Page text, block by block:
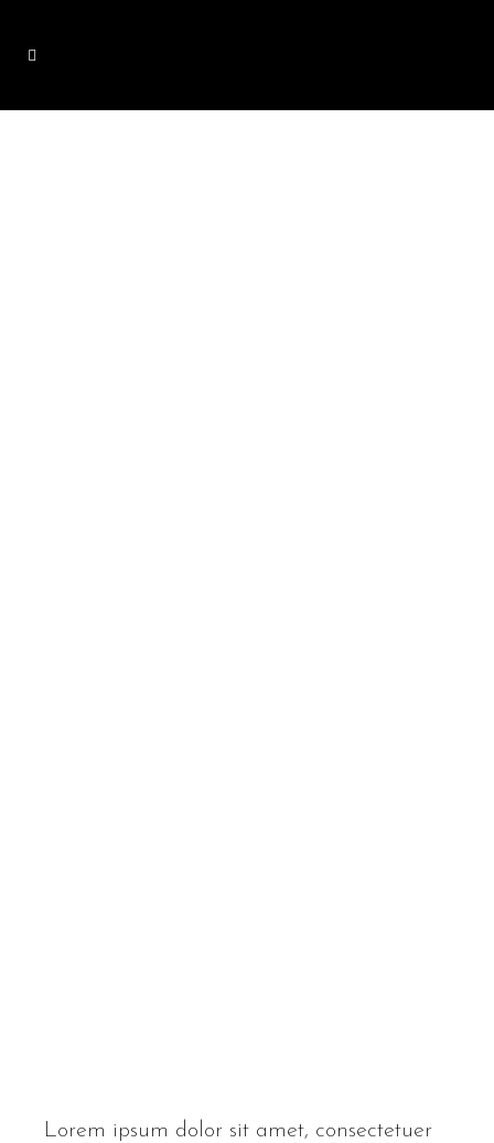
Lorem ipsum dolor sit amet, consectetuer